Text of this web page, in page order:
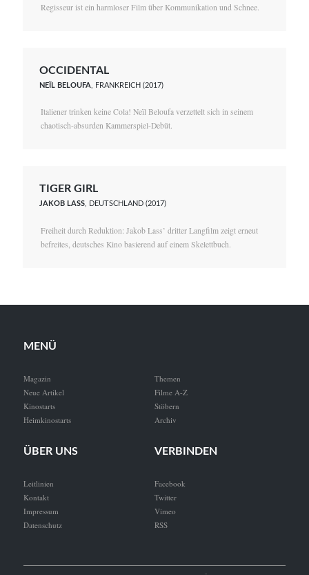
Regisseur ist ein harmloser Film über Kommunikation und Schnee.
OCCIDENTAL
NEÏL BELOUFA , FRANKREICH (2017)
Italiener trinken keine Cola! Neïl Beloufa verzettelt sich in seinem
chaotisch-absurden Kammerspiel-Debüt.
TIGER GIRL
JAKOB LASS, DEUTSCHLAND (2017)
Freiheit durch Reduktion: Jakob Lass’ dritter Langfilm zeigt erneut
befreites, deutsches Kino basierend auf einem Skelettbuch.
MENÜ
Magazin
Neue Artikel
Kinostarts
Heimkinostarts
Themen
Filme A-Z
Stöbern
Archiv
ÜBER UNS
Leitlinien
Kontakt
Impressum
Datenschutz
VERBINDEN
Facebook
Twitter
Vimeo
RSS